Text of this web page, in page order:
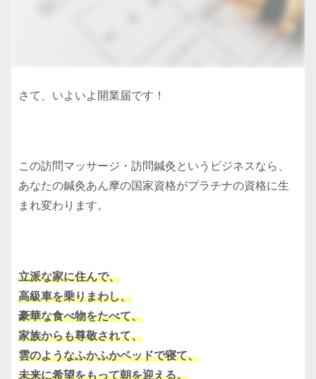
さて、いよいよ開業届です！
この訪問マッサージ・訪問鍼灸というビジネスなら、
あなたの鍼灸あん摩の国家資格がプラチナの資格に生
まれ変わります。
立派な家に住んで、
高級車を乗りまわし、
豪華な食べ物をたべて、
家族からも尊敬されて、
雲のようなふかふかベッドで寝て、
未来に希望をもって朝を迎える。